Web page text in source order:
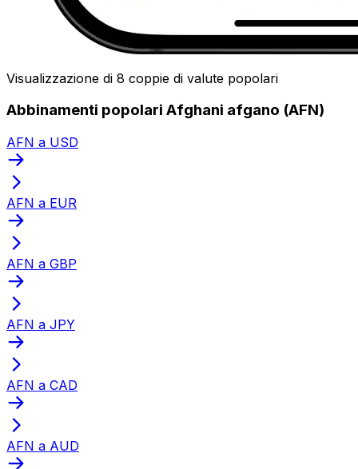
Visualizzazione di 8 coppie di valute popolari
Abbinamenti popolari Afghani afgano (AFN)
AFN a USD
AFN a EUR
AFN a GBP
AFN a JPY
AFN a CAD
AFN a AUD